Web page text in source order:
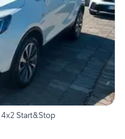
Start&Stop